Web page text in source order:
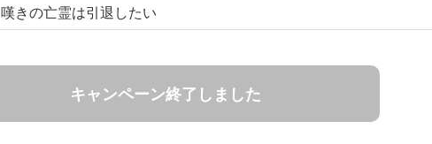
嘆きの亡霊は引退したい
キャンペーン終了しました